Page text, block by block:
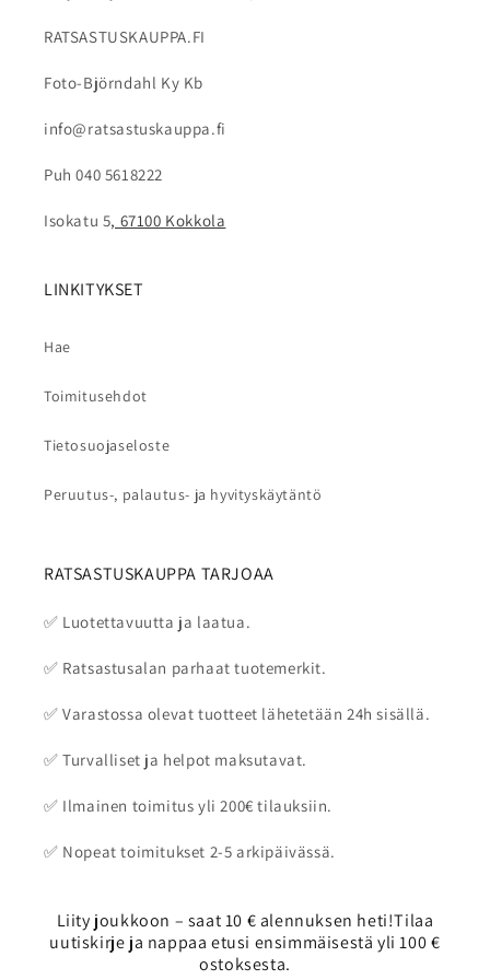
RATSASTUSKAUPPA.FI
Foto-Björndahl Ky Kb
info@ratsastuskauppa.fi
Puh 040 5618222
Isokatu 5, 67100 Kokkola
LINKITYKSET
Hae
Toimitusehdot
Tietosuojaseloste
Peruutus-, palautus- ja hyvityskäytäntö
RATSASTUSKAUPPA TARJOAA
✅ Luotettavuutta ja laatua.
✅ Ratsastusalan parhaat tuotemerkit.
✅ Varastossa olevat tuotteet lähetetään 24h sisällä.
✅ Turvalliset ja helpot maksutavat.
✅ Ilmainen toimitus yli 200€ tilauksiin.
✅ Nopeat toimitukset 2-5 arkipäivässä.
Liity joukkoon – saat 10 € alennuksen heti!Tilaa
uutiskirje ja nappaa etusi ensimmäisestä yli 100 €
ostoksesta.